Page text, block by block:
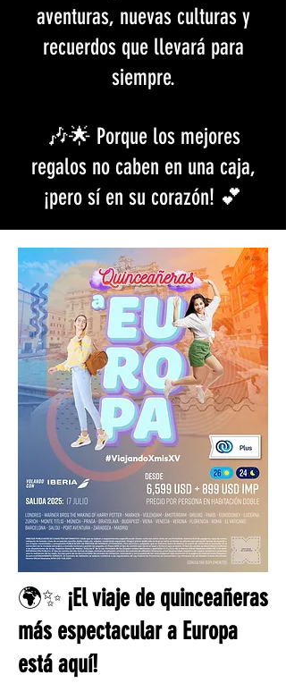
aventuras, nuevas culturas y
recuerdos que llevará para
siempre.
🎶🌟 Porque los mejores
regalos no caben en una caja,
¡pero sí en su corazón! 💕
🌍✨ ¡El viaje de quinceañeras
más espectacular a Europa
está aquí!